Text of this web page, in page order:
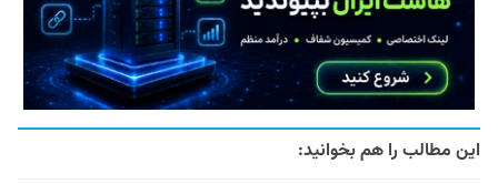
این مطالب را هم بخوانید: